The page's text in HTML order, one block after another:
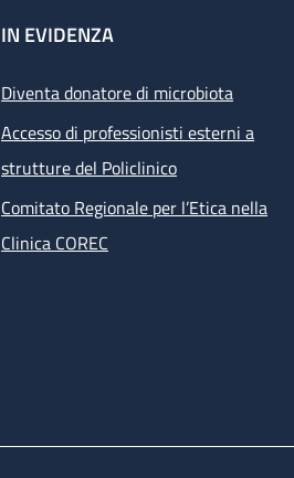
IN EVIDENZA
Diventa donatore di microbiota
Accesso di professionisti esterni a
strutture del Policlinico
Comitato Regionale per l’Etica nella
Clinica COREC